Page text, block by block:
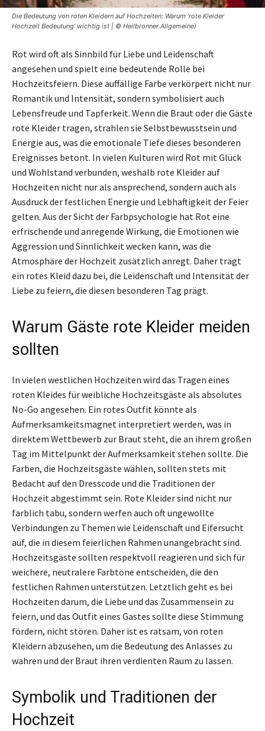
Die Bedeutung von roten Kleidern auf Hochzeiten: Warum 'rote Kleider
Hochzeit Bedeutung' wichtig ist | © Heilbronner Allgemeine)
Rot wird oft als Sinnbild für Liebe und Leidenschaft
angesehen und spielt eine bedeutende Rolle bei
Hochzeitsfeiern. Diese auffällige Farbe verkörpert nicht nur
Romantik und Intensität, sondern symbolisiert auch
Lebensfreude und Tapferkeit. Wenn die Braut oder die Gäste
rote Kleider tragen, strahlen sie Selbstbewusstsein und
Energie aus, was die emotionale Tiefe dieses besonderen
Ereignisses betont. In vielen Kulturen wird Rot mit Glück
und Wohlstand verbunden, weshalb rote Kleider auf
Hochzeiten nicht nur als ansprechend, sondern auch als
Ausdruck der festlichen Energie und Lebhaftigkeit der Feier
gelten. Aus der Sicht der Farbpsychologie hat Rot eine
erfrischende und anregende Wirkung, die Emotionen wie
Aggression und Sinnlichkeit wecken kann, was die
Atmosphäre der Hochzeit zusätzlich anregt. Daher trägt
ein rotes Kleid dazu bei, die Leidenschaft und Intensität der
Liebe zu feiern, die diesen besonderen Tag prägt.
Warum Gäste rote Kleider meiden
sollten
In vielen westlichen Hochzeiten wird das Tragen eines
roten Kleides für weibliche Hochzeitsgäste als absolutes
No-Go angesehen. Ein rotes Outfit könnte als
Aufmerksamkeitsmagnet interpretiert werden, was in
direktem Wettbewerb zur Braut steht, die an ihrem großen
Tag im Mittelpunkt der Aufmerksamkeit stehen sollte. Die
Farben, die Hochzeitsgäste wählen, sollten stets mit
Bedacht auf den Dresscode und die Traditionen der
Hochzeit abgestimmt sein. Rote Kleider sind nicht nur
farblich tabu, sondern werfen auch oft ungewollte
Verbindungen zu Themen wie Leidenschaft und Eifersucht
auf, die in diesem feierlichen Rahmen unangebracht sind.
Hochzeitsgäste sollten respektvoll reagieren und sich für
weichere, neutralere Farbtöne entscheiden, die den
festlichen Rahmen unterstützen. Letztlich geht es bei
Hochzeiten darum, die Liebe und das Zusammensein zu
feiern, und das Outfit eines Gastes sollte diese Stimmung
fördern, nicht stören. Daher ist es ratsam, von roten
Kleidern abzusehen, um die Bedeutung des Anlasses zu
wahren und der Braut ihren verdienten Raum zu lassen.
Symbolik und Traditionen der
Hochzeit